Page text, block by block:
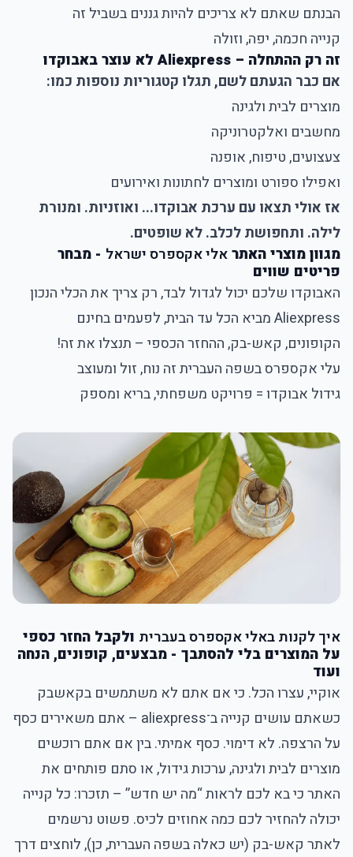
הבנתם שאתם לא צריכים להיות גננים בשביל זה
קנייה חכמה, יפה, וזולה
זה רק ההתחלה – Aliexpress לא עוצר באבוקדו
אם כבר הגעתם לשם, תגלו קטגוריות נוספות כמו:
מוצרים לבית ולגינה
מחשבים ואלקטרוניקה
צעצועים, טיפוח, אופנה
ואפילו ספורט ומוצרים לחתונות ואירועים
אז אולי תצאו עם ערכת אבוקדו... ואוזניות. ומנורת
לילה. ותחפושת לכלב. לא שופטים.
מגוון מוצרי האתראלי אקספרס ישראל - מבחר
פריטים שווים
האבוקדו שלכם יכול לגדול לבד, רק צריך את הכלי הנכון
Aliexpress מביא הכל עד הבית, לפעמים בחינם
הקופונים, קאש-בק, ההחזר הכספי – תנצלו את זה!
עלי אקספרס בשפה העברית זה נוח, זול ומעוצב
גידול אבוקדו = פרויקט משפחתי, בריא ומספק
איך לקנות באלי אקספרס בעברית ולקבל החזר כספי
על המוצרים בלי להסתבך - מבצעים, קופונים, הנחה
ועוד
אוקיי, עצרו הכל. כי אם אתם לא משתמשים בקאשבק
כשאתם עושים קנייה ב־aliexpress – אתם משאירים כסף
על הרצפה. לא דימוי. כסף אמיתי. בין אם אתם רוכשים
מוצרים לבית ולגינה, ערכות גידול, או סתם פותחים את
האתר כי בא לכם לראות “מה יש חדש” – תזכרו: כל קנייה
יכולה להחזיר לכם כמה אחוזים לכיס. פשוט נרשמים
לאתר קאש-בק (יש כאלה בשפה העברית, כן), לוחצים דרך